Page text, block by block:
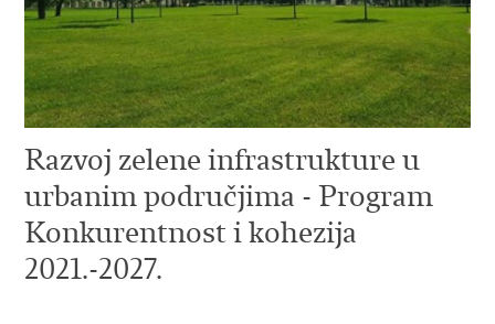
Razvoj zelene infrastrukture u
urbanim područjima - Program
Konkurentnost i kohezija
2021.-2027.